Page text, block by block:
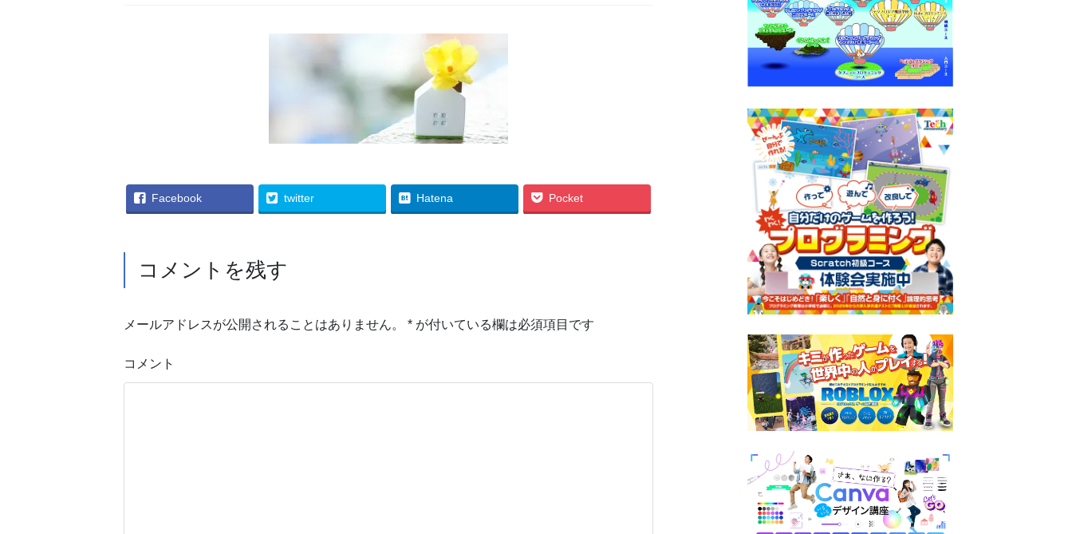
Facebook twitter Hatena Pocket
コメントを残す
メールアドレスが公開されることはありません。 * が付いている欄は必須項目です
コメント